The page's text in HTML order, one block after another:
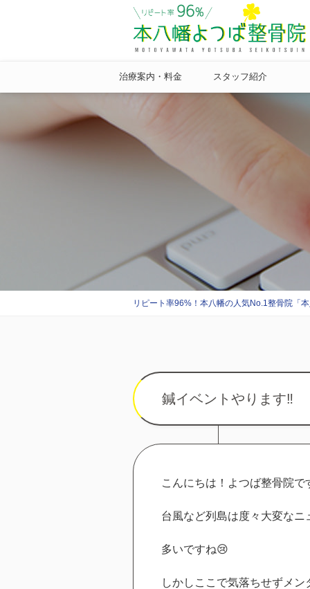
治療案内・料金 スタッフ紹介
リピート率96%！本八幡の人気No.1整骨院「本
鍼イベントやります‼︎
こんにちは！よつば整骨院で
台風など列島は度々大変なニ
多いですね😢
しかしここで気落ちせずメン